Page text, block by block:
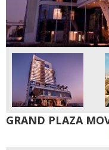
GRAND PLAZA